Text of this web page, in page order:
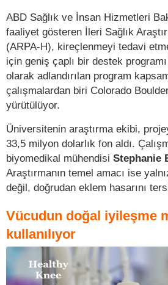
ABD Sağlık ve İnsan Hizmetleri
faaliyet gösteren İleri Sağlık
(ARPA-H), kireçlenmeyi tedavi
için geniş çaplı bir destek
olarak adlandırılan program
çalışmalardan biri Colorado
yürütülüyor.
Üniversitenin araştırma ekibi,
33,5 milyon dolarlık fon aldı.
biyomedikal mühendisi Stephanie
Araştırmanın temel amacı ise
değil, doğrudan eklem hasarını
Vücudun doğal iyileşme
kullanılıyor